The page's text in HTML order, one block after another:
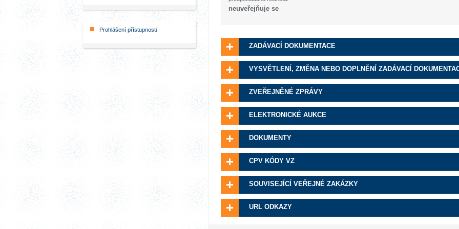
Prohlášení přístupnosti
neuveřejňuje se
ZADÁVACÍ DOKUMENTACE
VYSVĚTLENÍ, ZMĚNA NEBO DOPLNĚNÍ ZADÁVACÍ
ZVEŘEJNĚNÉ ZPRÁVY
ELEKTRONICKÉ AUKCE
DOKUMENTY
CPV KÓDY VZ
SOUVISEJÍCÍ VEŘEJNÉ ZAKÁZKY
URL ODKAZY